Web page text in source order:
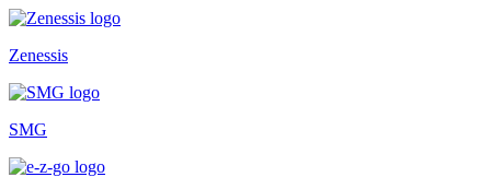
Zenessis
SMG